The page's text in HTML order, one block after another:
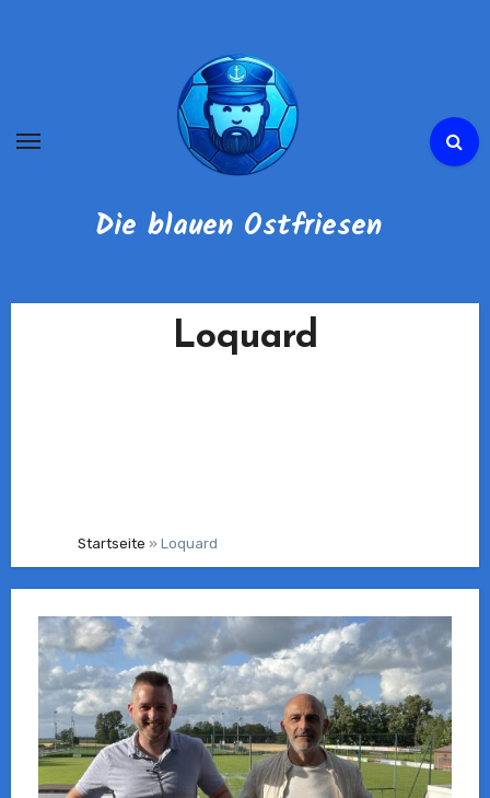
Die blauen Ostfriesen
Loquard
Startseite » Loquard